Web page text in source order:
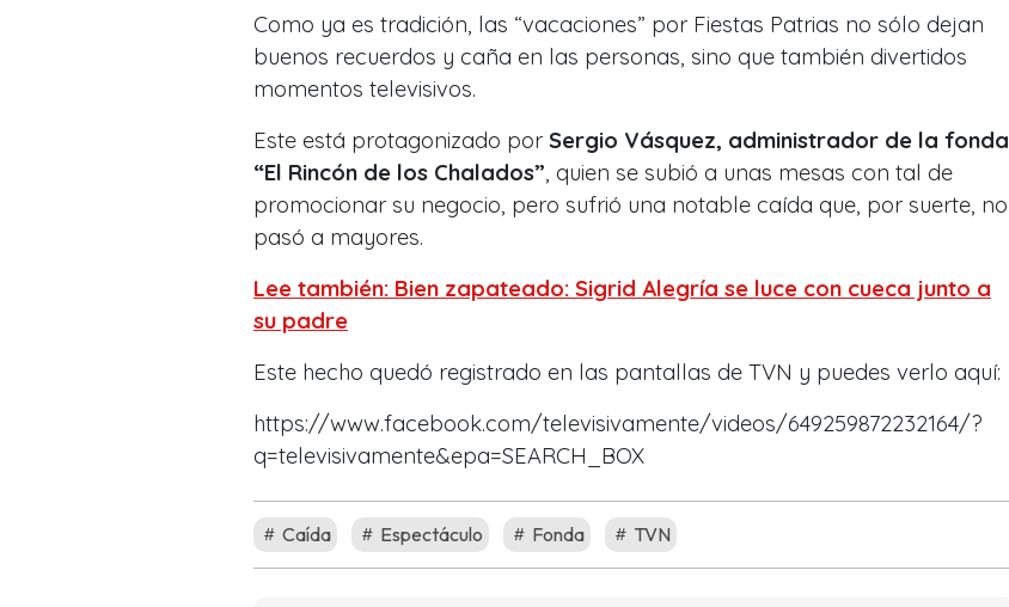
Como ya es tradición, las “vacaciones” por Fiestas Patrias no sólo dejan
buenos recuerdos y caña en las personas, sino que también divertidos
momentos televisivos.
Este está protagonizado por Sergio Vásquez, administrador de la fonda
“El Rincón de los Chalados” , quien se subió a unas mesas con tal de
promocionar su negocio, pero sufrió una notable caída que, por suerte, no
pasó a mayores.
Lee también: Bien zapateado: Sigrid Alegría se luce con cueca junto a
su padre
Este hecho quedó registrado en las pantallas de TVN y puedes verlo aquí:
https://www.facebook.com/televisivamente/videos/649259872232164/?
q=televisivamente&epa=SEARCH_BOX
Caída Espectáculo Fonda TVN